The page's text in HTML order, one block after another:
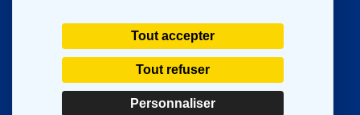
Tout accepter
Tout refuser
Personnaliser
SAV
Nous rejoindre